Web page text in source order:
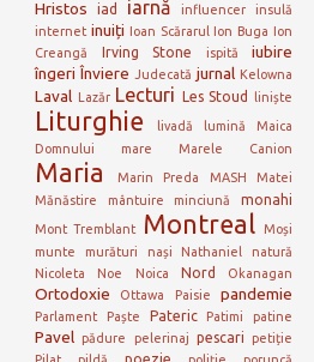
Hristos iad iarnă influencer
insulă
internet inuiți Ioan Scărarul Ion Buga Ion
Creangă
Irving Stone ispită
iubire
îngeri Înviere Judecată jurnal Kelowna
Laval Lazăr Lecturi Les Stoud liniște
Liturghie livadă lumină
Maica
Domnului
mare Marele Canion
Maria Marin Preda MASH
Matei
Mănăstire
mântuire minciună monahi
Mont Tremblant Montreal
Moși
munte
murături nași Nathaniel
natură
Nicoleta
Noe Noica Nord Okanagan
Ortodoxie Ottawa Paisie pandemie
Parlament Paște Pateric Patimi patine
Pavel pădure pelerinaj pescari
petiție
poezie